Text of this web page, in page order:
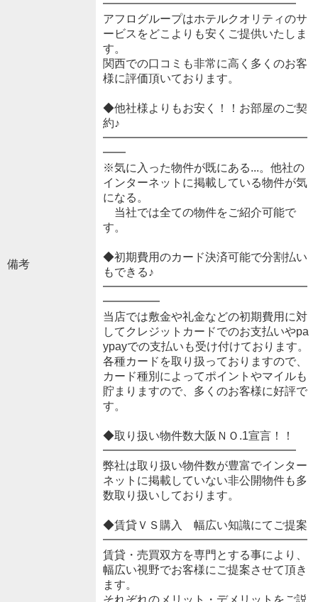
備考
━━━━━━━━━━━━━━━━━
アフログループはホテルクオリティのサ
ービスをどこよりも安くご提供いたしま
す。
関西での口コミも非常に高く多くのお客
様に評価頂いております。
◆他社様よりもお安く！！お部屋のご契
約♪
━━━━━━━━━━━━━━━━━━
━━
※気に入った物件が既にある...。他社の
インターネットに掲載している物件が気
になる。
当社では全ての物件をご紹介可能で
す。
◆初期費用のカード決済可能で分割払い
もできる♪
━━━━━━━━━━━━━━━━━━
━━━━━
当店では敷金や礼金などの初期費用に対
してクレジットカードでのお支払いやpa
ypayでの支払いも受け付けております。
各種カードを取り扱っておりますので、
カード種別によってポイントやマイルも
貯まりますので、多くのお客様に好評で
す。
◆取り扱い物件数大阪ＮＯ.1宣言！！
━━━━━━━━━━━━━━━━━
弊社は取り扱い物件数が豊富でインター
ネットに掲載していない非公開物件も多
数取り扱いしております。
◆賃貸ＶＳ購入 幅広い知識にてご提案
━━━━━━━━━━━━━━━━━━
賃貸・売買双方を専門とする事により、
幅広い視野でお客様にご提案させて頂き
ます。
それぞれのメリット・デメリットをご説